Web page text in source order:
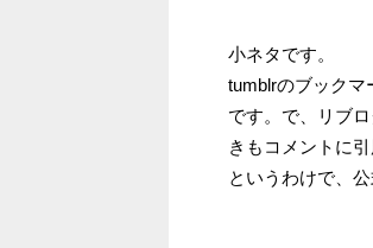
小ネタです。
tumblrのブックマ
です。で、リブ
きもコメントに
というわけで、